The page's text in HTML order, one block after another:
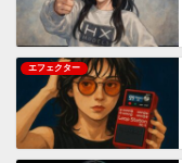
エフェクター